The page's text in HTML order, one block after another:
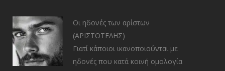
Οι ηδονές των αρίστων
(ΑΡΙΣΤΟΤΕΛΗΣ)
Γιατί κάποιοι ικανοποιούνται με
ηδονές που κατά κοινή ομολογία